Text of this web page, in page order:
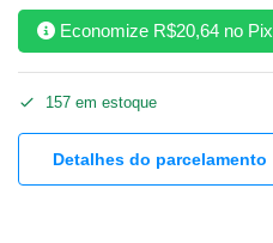
Economize R$20,64 no Pix
157 em estoque
Detalhes do parcelamento